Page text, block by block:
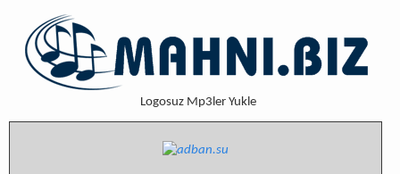
Logosuz Mp3ler Yukle